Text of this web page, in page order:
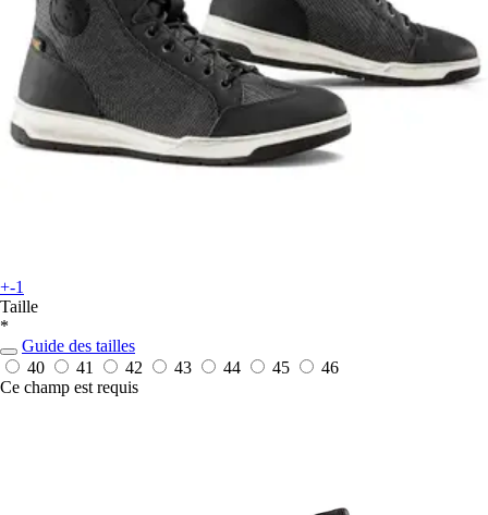
+-1
Taille
*
Guide des tailles
40
41 42 43 44 45
46
Ce champ est requis